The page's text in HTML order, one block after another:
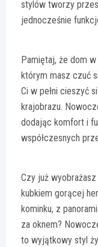
stylów tworzy
jednocześnie
Pamiętaj, że dom
którym masz czuć
Ci w pełni cieszyć
krajobrazu.
dodając komfort i
współczesnych
Czy już
kubkiem gorącej
kominku, z
za oknem?
to wyjątkowy styl